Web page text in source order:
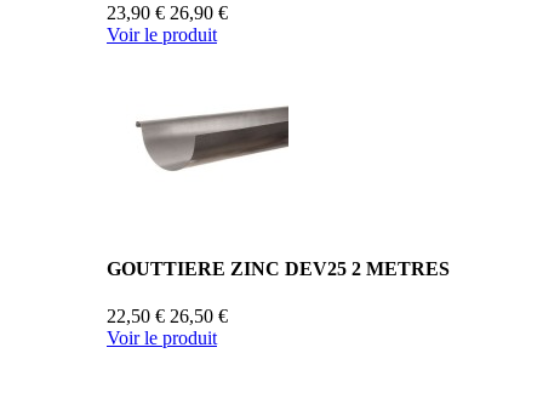
23,90 € 26,90 €
Voir le produit
GOUTTIERE ZINC DEV25 2 METRES
22,50 € 26,50 €
Voir le produit